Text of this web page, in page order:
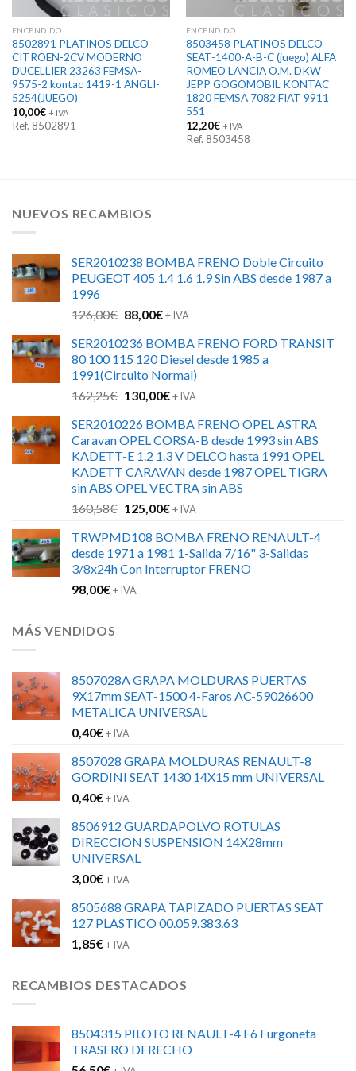
ENCENDIDO
8502891 PLATINOS DELCO
CITROEN-2CV MODERNO
DUCELLIER 23263 FEMSA-
9575-2 kontac 1419-1 ANGLI-
5254(JUEGO)
10,00€ + IVA
Ref. 8502891
ENCENDIDO
8503458 PLATINOS DELCO
SEAT-1400-A-B-C (juego) ALFA
ROMEO LANCIA O.M. DKW
JEPP GOGOMOBIL KONTAC
1820 FEMSA 7082 FIAT 9911
551
12,20€ + IVA
Ref. 8503458
NUEVOS RECAMBIOS
SER2010238 BOMBA FRENO Doble Circuito
PEUGEOT 405 1.4 1.6 1.9 Sin ABS desde 1987 a
1996
126,00€ El
original
era:
126,00€.
88,00€El
actual
es:
88,00€.
+ IVA
SER2010236 BOMBA FRENO FORD TRANSIT
80 100 115 120 Diesel desde 1985 a
1991(Circuito Normal)
162,25€ El
original
era:
162,25€.
130,00€El
actual
es:
130,00€.
+ IVA
SER2010226 BOMBA FRENO OPEL ASTRA
Caravan OPEL CORSA-B desde 1993 sin ABS
KADETT-E 1.2 1.3 V DELCO hasta 1991 OPEL
KADETT CARAVAN desde 1987 OPEL TIGRA
sin ABS OPEL VECTRA sin ABS
160,58€ El
original
era:
160,58€.
125,00€El
actual
es:
125,00€.
+ IVA
TRWPMD108 BOMBA FRENO RENAULT-4
desde 1971 a 1981 1-Salida 7/16" 3-Salidas
3/8x24h Con Interruptor FRENO
98,00€+ IVA
MÁS VENDIDOS
8507028A GRAPA MOLDURAS PUERTAS
9X17mm SEAT-1500 4-Faros AC-59026600
METALICA UNIVERSAL
0,40€+ IVA
8507028 GRAPA MOLDURAS RENAULT-8
GORDINI SEAT 1430 14X15 mm UNIVERSAL
0,40€+ IVA
8506912 GUARDAPOLVO ROTULAS
DIRECCION SUSPENSION 14X28mm
UNIVERSAL
3,00€+ IVA
8505688 GRAPA TAPIZADO PUERTAS SEAT
127 PLASTICO 00.059.383.63
1,85€+ IVA
RECAMBIOS DESTACADOS
8504315 PILOTO RENAULT-4 F6 Furgoneta
TRASERO DERECHO